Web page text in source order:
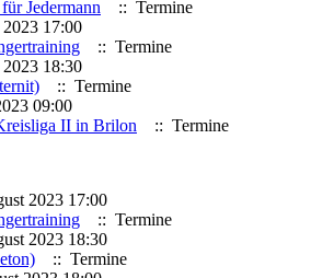
Jedermann
:: Termine
17:00
:: Termine
18:30
:: Termine
09:00
II in Brilon
:: Termine
2023 17:00
:: Termine
2023 18:30
:: Termine